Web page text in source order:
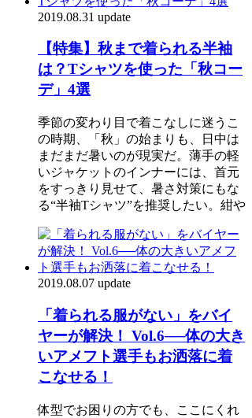
2019.08.31 update
【特集】秋まで着られる半袖
は？Tシャツを使った「秋コー
デ」4選
季節の変わり目で着こなしに迷うこ
の時期、「秋」の始まりも、日中は
まだまだ暑いのが現実だ。薄手の軽
いジャケットのインナーには、首元
をすっきり見せて、暑さ対策にもな
る“半袖Tシャツ”を推奨したい。紺や
2019.08.07 update
「着られる服がない」をバイ
ヤーが解決！ Vol.6──体の大き
いアメフト選手もお洒落に着
こなせる！
体型でお困りの方でも、ここにくれ